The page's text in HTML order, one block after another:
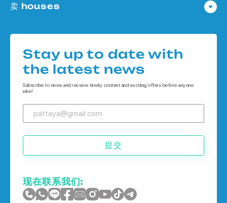
公寓 在
公寓 在 普吉岛
卖 houses
Houses 在 象岛
Stay up to date with
the latest news
Subscribe to news and receive timely content and exciting offers before anyone
else!
提交
现在联系我们: